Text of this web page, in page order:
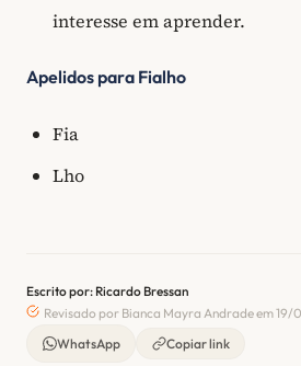
interesse em aprender.
Apelidos para Fialho
Fia
Lho
Escrito por: Ricardo Bressan
Revisado por Bianca Mayra Andrade em 19/
WhatsApp
Copiar link